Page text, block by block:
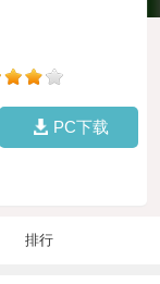
PC下载
排行